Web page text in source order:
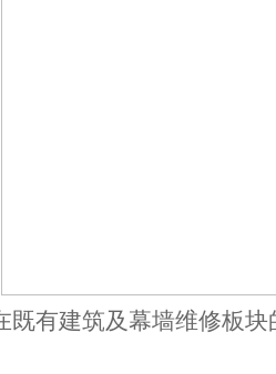
有建筑及幕墙维修板